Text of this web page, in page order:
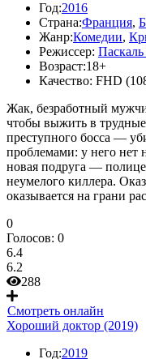
Год:2016
Страна:Франция,
Жанр:Комедии,
Режиссер:
Возраст:18+
Качество: FHD
Жак, безработный
чтобы выжить в
преступного босса —
проблемами: у него нет
новая подруга —
неумелого киллера.
оказывается на грани
0
Голосов: 0
6.4
6.2
288
Смотреть онлайн
Хороший доктор (2019)
Год:2019